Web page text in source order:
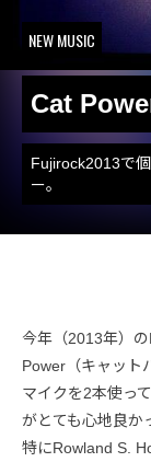
NEW MUSIC
Cat
Fujirock2013で
ー。
今年（2013年）
Power（キャット
マイクを2本使っ
がとても心地良か
特にRowland S.